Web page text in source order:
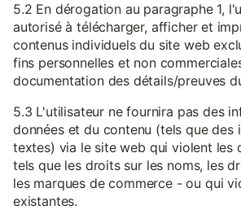
5.2 En dérogation au paragraphe 1,
autorisé à télécharger, afficher et
contenus individuels du site web
fins personnelles et non
documentation des détails/preuves
5.3 L'utilisateur ne fournira pas des
données et du contenu (tels que des
textes) via le site web qui violent les
tels que les droits sur les noms, les
les marques de commerce - ou qui
existantes.